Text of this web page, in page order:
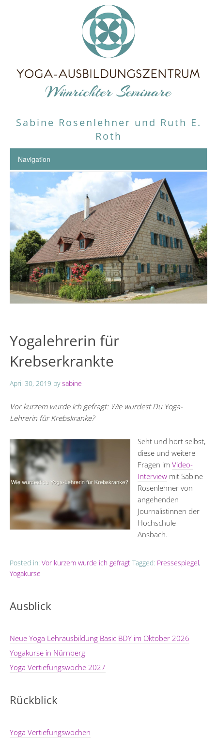
Sabine Rosenlehner und Ruth E.
Roth
Yogalehrerin für
Krebserkrankte
April 30, 2019 bysabine
Vor kurzem wurde ich gefragt: Wie wurdest Du Yoga-
Lehrerin für Krebskranke?
Seht und hört selbst,
diese und weitere
Fragen im Video-
Interview mit Sabine
Rosenlehner von
angehenden
Journalistinnen der
Hochschule
Ansbach.
Posted in: Vor kurzem wurde ich gefragt Tagged: Pressespiegel,
Yogakurse
Ausblick
Neue Yoga Lehrausbildung Basic BDY im Oktober 2026
Yogakurse in Nürnberg
Yoga Vertiefungswoche 2027
Rückblick
Yoga Vertiefungswochen